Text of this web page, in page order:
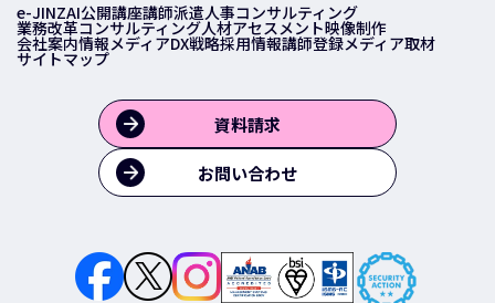
e-JINZAI公開講座講師派遣人事コンサルティング
業務改革コンサルティング人材アセスメント映像制作
会社案内情報メディアDX戦略採用情報講師登録メディア取材
サイトマップ
資料請求
お問い合わせ